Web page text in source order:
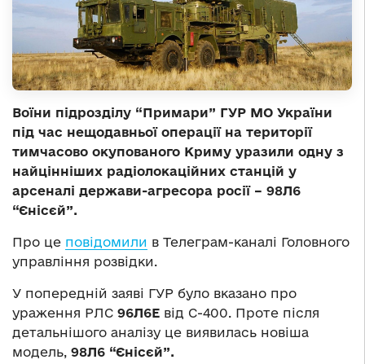
Воїни підрозділу “Примари” ГУР МО України
під час нещодавньої операції на території
тимчасово окупованого Криму уразили одну з
найцінніших радіолокаційних станцій у
арсеналі держави-агресора росії – 98Л6
“Єнісєй”.
Про це повідомили в Телеграм-каналі Головного
управління розвідки.
У попередній заяві ГУР було вказано про
ураження РЛС 96Л6Е від С-400. Проте після
детальнішого аналізу це виявилась новіша
модель, 98Л6 “Єнісєй”.